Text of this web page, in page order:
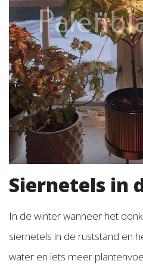
Siernetels in
In de winter wanneer het
siernetels in de ruststand en
water en iets meer